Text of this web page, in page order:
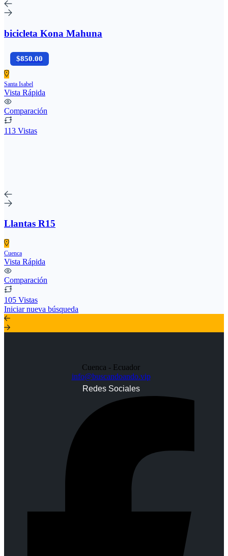
bicicleta Kona Mahuna
$850.00
Santa Isabel
Vista Rápida
Comparación
113 Vistas
Llantas R15
Cuenca
Vista Rápida
Comparación
105 Vistas
Iniciar nueva búsqueda
Cuenca - Ecuador
info@buscandoando.vip
Redes Sociales